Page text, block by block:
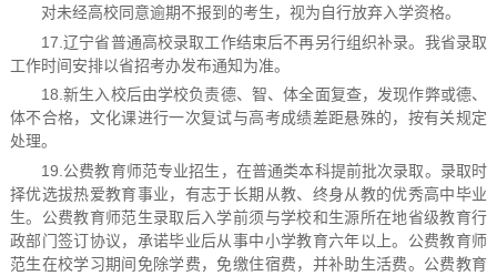
对未经高校同意逾期不报到的考生，视为自行放弃入学资格。
17.辽宁省普通高校录取工作结束后不再另行组织补录。我省录取
工作时间安排以省招考办发布通知为准。
18.新生入校后由学校负责德、智、体全面复查，发现作弊或德、
体不合格，文化课进行一次复试与高考成绩差距悬殊的，按有关规定
处理。
19.公费教育师范专业招生，在普通类本科提前批次录取。录取时
择优选拔热爱教育事业，有志于长期从教、终身从教的优秀高中毕业
生。公费教育师范生录取后入学前须与学校和生源所在地省级教育行
政部门签订协议，承诺毕业后从事中小学教育六年以上。公费教育师
范生在校学习期间免除学费，免缴住宿费，并补助生活费。公费教育